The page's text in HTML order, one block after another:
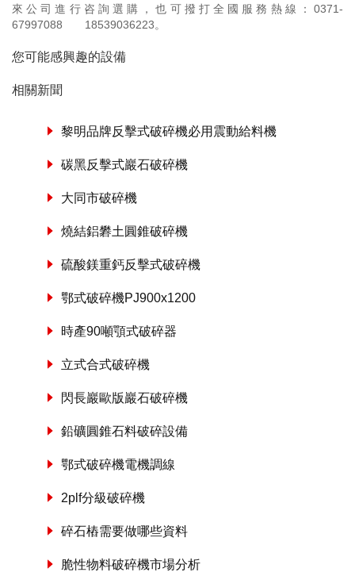
來公司進行咨詢選購，也可撥打全國服務熱線： 0371-
67997088
18539036223。
您可能感興趣的設備
相關新聞
黎明品牌反擊式破碎機必用震動給料機
碳黑反擊式巖石破碎機
大同市破碎機
燒結鋁礬土圓錐破碎機
硫酸鎂重鈣反擊式破碎機
鄂式破碎機PJ900x1200
時產90噸顎式破碎器
立式合式破碎機
閃長巖歐版巖石破碎機
鉛礦圓錐石料破碎設備
鄂式破碎機電機調線
2plf分級破碎機
碎石樁需要做哪些資料
脆性物料破碎機市場分析